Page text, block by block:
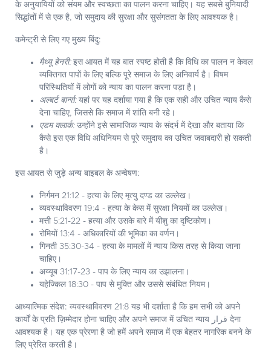
के अनुयायियों को संयम और स्वच्छता का पालन करना चाहिए। यह सबसे बुनियादी
सिद्धांतों में से एक है, जो समुदाय की सुरक्षा और सुसंगतता के लिए आवश्यक है।
कमेन्ट्री से लिए गए मुख्य बिंदु:
मैथ्यू हेनरी:इस आयत में यह बात स्पष्ट होती है कि विधि का पालन न केवल
व्यक्तिगत पापों के लिए बल्कि पूरे समाज के लिए अनिवार्य है। विषम
परिस्थितियों में लोगों को न्याय का पालन करना पड़ा है।
अल्बर्ट बार्न्स:यहां पर यह दर्शाया गया है कि एक सही और उचित न्याय कैसे
देना चाहिए, जिससे कि समाज में शांति बनी रहे।
एडम क्लार्क:उन्होंने इसे सामाजिक न्याय के संदर्भ में देखा और बताया कि
कैसे इस एक विधि अधिनियम से पूरे समुदाय का उचित जवाबदारी हो सकती
है।
इस आयत से जुड़े अन्य बाइबल के अन्वेषण:
निर्गमन 21:12 - हत्या के लिए मृत्यु दण्ड का उल्लेख।
व्यवस्थाविवरण 19:4 - हत्या के केस में सुरक्षा नियमों का उल्लेख।
मत्ती 5:21-22 - हत्या और उसके बारे में यीशु का दृष्टिकोण।
रोमियों 13:4 - अधिकारियों की भूमिका का वर्णन।
गिनती 35:30-34 - हत्या के मामलों में न्याय किस तरह से किया जाना
चाहिए।
अय्यूब 31:17-23 - पाप के लिए न्याय का उझालना।
यहेज्किल 18:30 - पाप से मुक्ति और उससे संबंधित नियम।
आध्यात्मिक संदेश: व्यवस्थाविवरण 21:8 यह भी दर्शाता है कि हम सभी को अपने
कार्यों के प्रति ज़िम्मेदार होना चाहिए और अपने समाज में उचित न्याय قرار देना
आवश्यक है। यह एक प्रेरणा है जो हमें अपने समाज में एक बेहतर नागरिक बनने के
लिए प्रेरित करती है।